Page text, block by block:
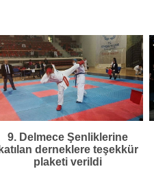
9. Delmece Şenliklerine
katılan derneklere teşekkür
plaketi verildi